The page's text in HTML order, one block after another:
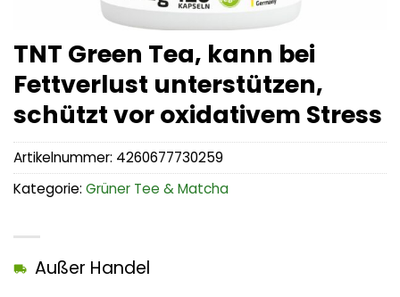
TNT Green Tea, kann bei
Fettverlust unterstützen,
schützt vor oxidativem Stress
Außer Handel
Artikelnummer: 4260677730259
Kategorie: Grüner Tee & Matcha